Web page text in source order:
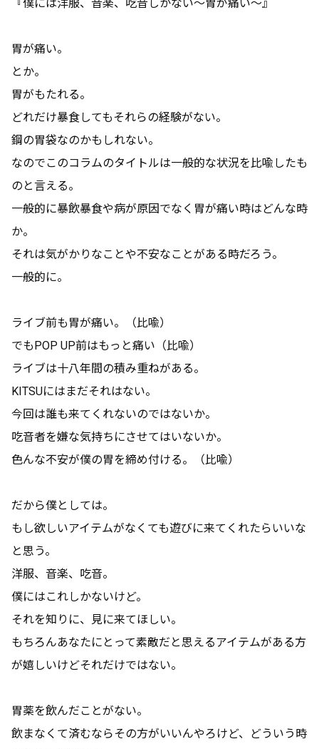
『僕には洋服、音楽、吃音しかない～胃が痛い～』
胃が痛い。
とか。
胃がもたれる。
どれだけ暴食してもそれらの経験がない。
鋼の胃袋なのかもしれない。
なのでこのコラムのタイトルは一般的な状況を比喩したも
のと言える。
一般的に暴飲暴食や病が原因でなく胃が痛い時はどんな時
か。
それは気がかりなことや不安なことがある時だろう。
一般的に。
ライブ前も胃が痛い。（比喩）
でもPOP UP前はもっと痛い（比喩）
ライブは十八年間の積み重ねがある。
KITSUにはまだそれはない。
今回は誰も来てくれないのではないか。
吃音者を嫌な気持ちにさせてはいないか。
色んな不安が僕の胃を締め付ける。（比喩）
だから僕としては。
もし欲しいアイテムがなくても遊びに来てくれたらいいな
と思う。
洋服、音楽、吃音。
僕にはこれしかないけど。
それを知りに、見に来てほしい。
もちろんあなたにとって素敵だと思えるアイテムがある方
が嬉しいけどそれだけではない。
胃薬を飲んだことがない。
飲まなくて済むならその方がいいんやろけど、どういう時